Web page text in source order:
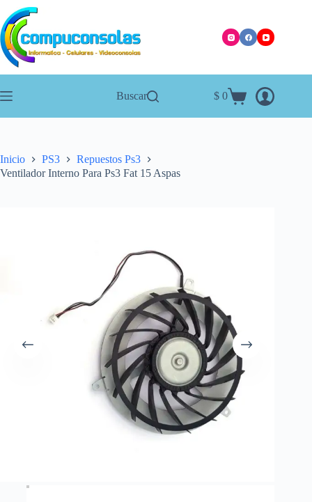
Saltar
al
contenido
Buscar
Carro
$ 0
Inicio PS3
Repuestos Ps3
Ventilador Interno Para Ps3 Fat 15 Aspas